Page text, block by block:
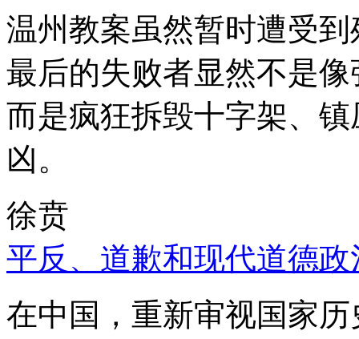
温州教案虽然暂时遭受
最后的失败者显然不是
而是疯狂拆毁十字架、
凶。
徐贲
平反、道歉和现代道德政
在中国，重新审视国家